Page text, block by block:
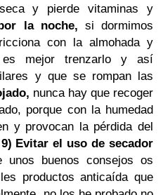
y pierde vitaminas y
la noche, si dormimos
con la almohada y
mejor trenzarlo y así
y que se rompan las
nunca hay que recoger
porque con la humedad
y provocan la pérdida del
9) Evitar el uso de secador
unos buenos consejos os
productos anticaída que